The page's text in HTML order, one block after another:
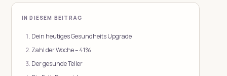
IN DIESEM BEITRAG
Dein heutiges Gesundheits Upgrade
Zahl der Woche – 41%
Der gesunde Teller